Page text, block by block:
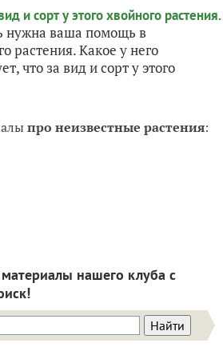
нужна ваша помощь в
растения. Какое у него
что за вид и сорт у этого
про неизвестные растения:
нашего клуба с